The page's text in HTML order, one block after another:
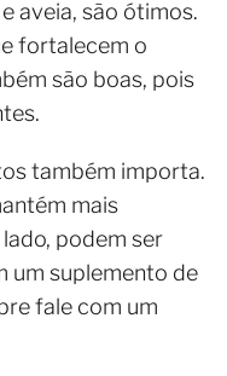
aveia, são ótimos.
fortalecem o
são boas, pois
também importa.
mais
podem ser
um suplemento de
fale com um